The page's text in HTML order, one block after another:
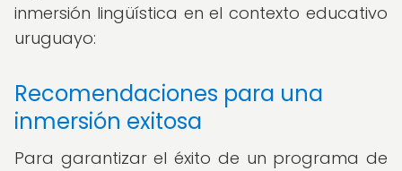
inmersión lingüística en el contexto educativo
uruguayo:
Recomendaciones para una
inmersión exitosa
Para garantizar el éxito de un programa de